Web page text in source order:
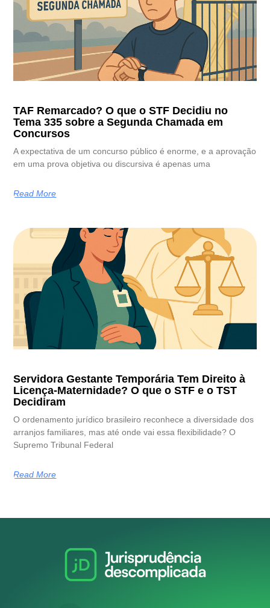
TAF Remarcado? O que o STF Decidiu no
Tema 335 sobre a Segunda Chamada em
Concursos
A expectativa de um concurso público é enorme, e a aprovação
em uma prova objetiva ou discursiva é apenas uma
Read More
Servidora Gestante Temporária Tem Direito à
Licença-Maternidade? O que o STF e o TST
Decidiram
O ordenamento jurídico brasileiro reconhece a diversidade dos
arranjos familiares, mas até onde vai essa flexibilidade? O
Supremo Tribunal Federal
Read More